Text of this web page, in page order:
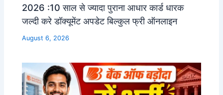
2026 :10 साल से ज्यादा पुराना आधार कार्ड धारक
जल्दी करे डॉक्यूमेंट अपडेट बिल्कुल फ्री ऑनलाइन
August 6, 2026